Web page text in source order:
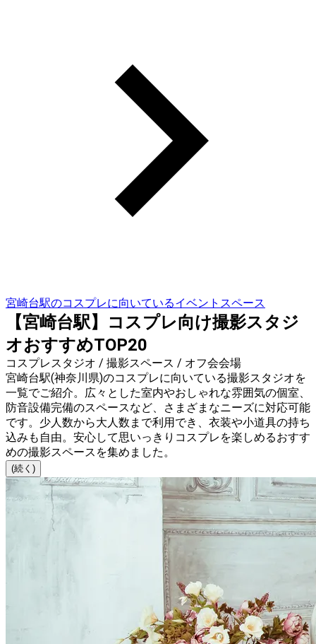
宮崎台駅のコスプレに向いているイベントスペース
【宮崎台駅】コスプレ向け撮影スタジ
オおすすめTOP20
コスプレスタジオ / 撮影スペース / オフ会会場
宮崎台駅(神奈川県)のコスプレに向いている撮影スタジオを
一覧でご紹介。広々とした室内やおしゃれな雰囲気の個室、
防音設備完備のスペースなど、さまざまなニーズに対応可能
です。少人数から大人数まで利用でき、衣装や小道具の持ち
込みも自由。安心して思いっきりコスプレを楽しめるおすす
めの撮影スペースを集めました。
(続く)